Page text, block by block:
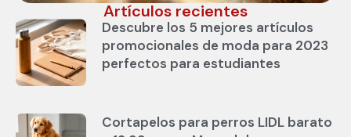
Artículos recientes
Descubre los 5 mejores artículos
promocionales de moda para 2023
perfectos para estudiantes
Cortapelos para perros LIDL barato